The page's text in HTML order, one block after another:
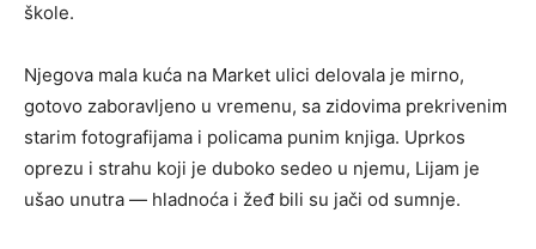
škole.
Njegova mala kuća na Market ulici delovala je mirno,
gotovo zaboravljeno u vremenu, sa zidovima prekrivenim
starim fotografijama i policama punim knjiga. Uprkos
oprezu i strahu koji je duboko sedeo u njemu, Lijam je
ušao unutra — hladnoća i žeđ bili su jači od sumnje.